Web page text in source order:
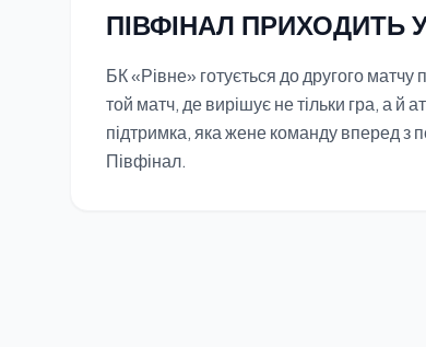
ПІВФІНАЛ ПРИХОДИТЬ
БК «Рівне» готується до другого
той матч, де вирішує не тільки гра, а й
підтримка, яка жене команду вперед з
Півфінал.